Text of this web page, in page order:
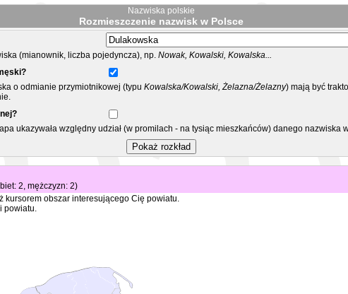
Nazwiska polskie
Rozmieszczenie nazwisk w Polsce
(mianownik, liczba pojedyncza), np. Nowak, Kowalski, Kowalska...
o odmianie przymiotnikowej (typu Kowalska/Kowalski, Żelazna/Żelazny) mają być
ukazywała względny udział (w promilach - na tysiąc mieszkańców) danego nazwiska
2, mężczyzn: 2)
kursorem obszar interesującego Cię powiatu.
powiatu.